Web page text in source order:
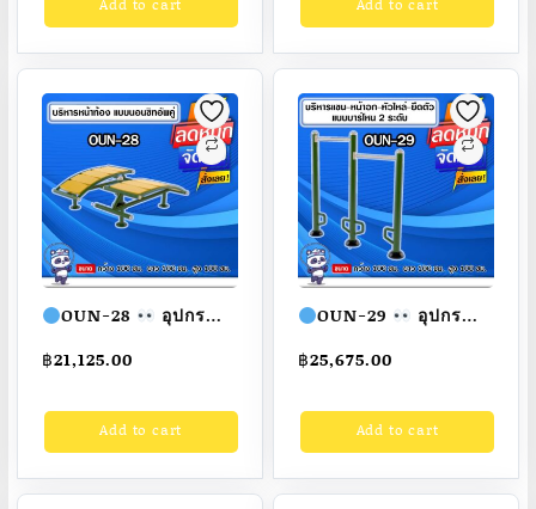
100x100x100cm.
สวย
สั่งทำ 7-15 วัน
Fofansendai
ทำสี
OUN-28
อุปกรณ์
นอนซิทอัพคู่ ขนาด
100x100x100cm.
Fofansendai
ทำสี
฿21,125.00
Add to cart
OUN-29
อุปกรณ์
ไหล่-ยืดตัวแบบบาร์
โหน2ระดับ ขนาด
100x100x100cm.
สวย
สั่งทำ 7-15 วัน
฿25,675.00
Add to cart